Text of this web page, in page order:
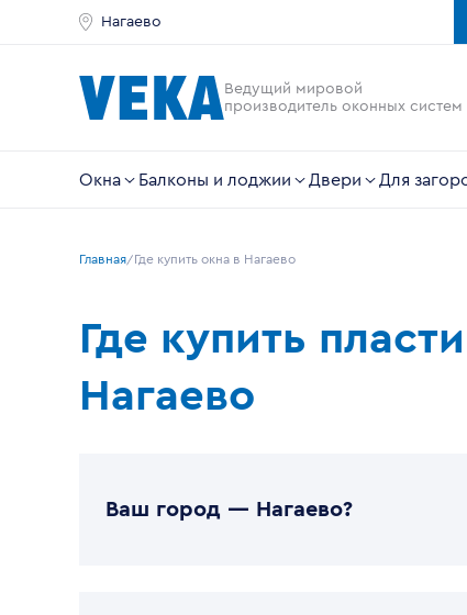
Нагаево
Ведущий мировой
производитель оконных систем
Окна Балконы и лоджии Двери Для
Главная Где купить окна в Нагаево
Где купить
Нагаево
Ваш город — Нагаево?